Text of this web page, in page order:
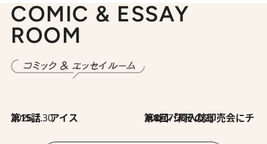
COMIC & ESSAY
ROOM
2026.7.30
第15話 アイス 2026.7.30
第8回「同人誌即売会にチャレンジ その2」